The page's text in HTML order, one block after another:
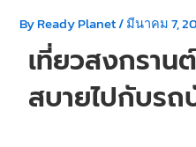
ByReady Planet/มีนาคม 7,
เที่ยวสงกราน
สบายไปกับรถ